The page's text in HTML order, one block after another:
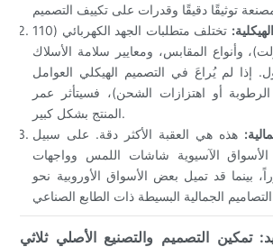
تختلف متطلبات الجهد الكهربائي (110
مقابل 220 فولت)، وأنواع المقابس، ومعايير سلامة الأسلاك
إذا لم يُراعَ في التصميم الهيكلي العوامل
الرطوبة أو اهتزازات الشحن)، فسيتأثر عمر
المنتج بشكل كبير.
هذه هي العقبة الأكثر دقة. على سبيل
الآسيوية شاشات اللمس وواجهات
بينما قد تميل بعض الأسواق الأوروبية نحو
التصميم والتصنيع الأصلي ثلاثي